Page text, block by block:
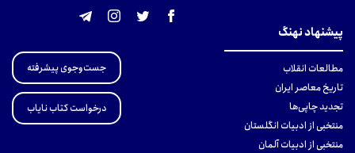
پیشنهاد نهنگ
مطالعات انقلاب
تاریخ معاصر ایران
تجدید چاپی‌ها
منتخبی از ادبیات انگلستان
منتخبی از ادبیات آلمان
جست‌وجوی پیشرفته
درخواست کتاب نایاب